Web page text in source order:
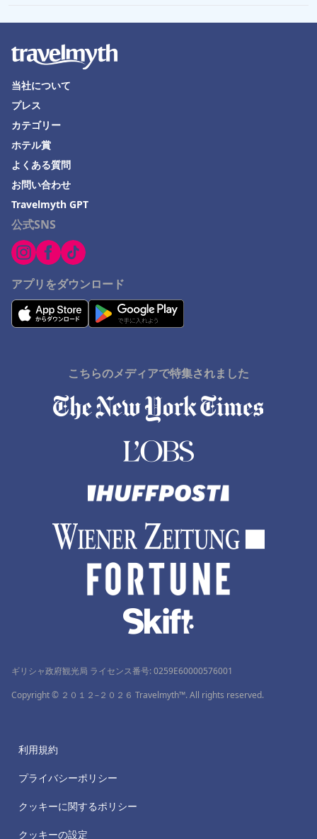
公式SNS
アプリをダウンロード
当社について
プレス
カテゴリー
ホテル賞
よくある質問
お問い合わせ
Travelmyth GPT
こちらのメディアで特集されました
ギリシャ政府観光局 ライセンス番号: 0259Ε60000576001
Copyright © ２０１２–２０２６ Travelmyth™. All rights reserved.
利用規約
プライバシーポリシー
クッキーに関するポリシー
クッキーの設定